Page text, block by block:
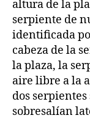
altura de la
serpiente de
identificada
cabeza de la
la plaza, la
aire libre a la
dos
sobresalían